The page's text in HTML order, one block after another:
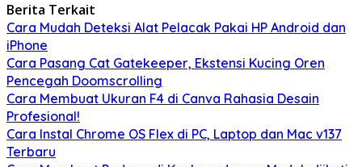
Berita Terkait
Cara Mudah Deteksi Alat Pelacak Pakai HP Android dan
iPhone
Cara Pasang Cat Gatekeeper, Ekstensi Kucing Oren
Pencegah Doomscrolling
Cara Membuat Ukuran F4 di Canva Rahasia Desain
Profesional!
Cara Instal Chrome OS Flex di PC, Laptop dan Mac v137
Terbaru